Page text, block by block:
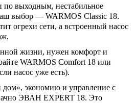
по выходным, нестабильное
выбор — WARMOS Classic 18.
огрехи сети, а встроенный насос
жизни, нужен комфорт и
WARMOS Comfort 18 или
насос уже есть).
дом», экономию и управление с
ЭВАН EXPERT 18. Это